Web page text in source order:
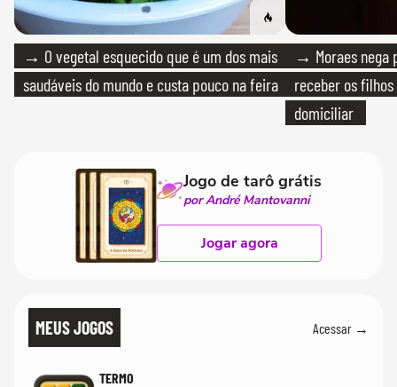
→ O vegetal esquecido que é um dos mais
saudáveis do mundo e custa pouco na feira
→ Moraes nega
receber os filhos
domiciliar
Jogo de tarô grátis
por André Mantovanni
Jogar agora
MEUS JOGOS Acessar →
TERMO